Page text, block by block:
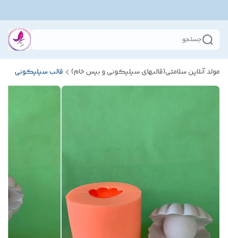
جستجو
مولد آنلاین سلامتی(قالبهای سیلیکونی و بیس خام) قالب سیلیکونی